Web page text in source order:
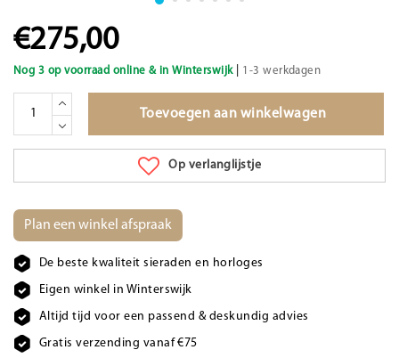
€275,00
Nog 3 op voorraad online & in Winterswijk| 1-3 werkdagen
Toevoegen aan winkelwagen
Op verlanglijstje
Plan een winkel afspraak
De beste kwaliteit sieraden en horloges
Eigen winkel in Winterswijk
Altijd tijd voor een passend & deskundig advies
Gratis verzending vanaf €75